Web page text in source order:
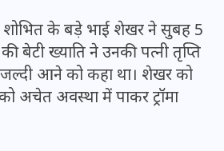
शोभित के बड़े भाई शेखर ने सुबह 5
बेटी ख्याति ने उनकी पत्नी तृप्ति
जल्दी आने को कहा था। शेखर को
अचेत अवस्था में पाकर ट्रॉमा